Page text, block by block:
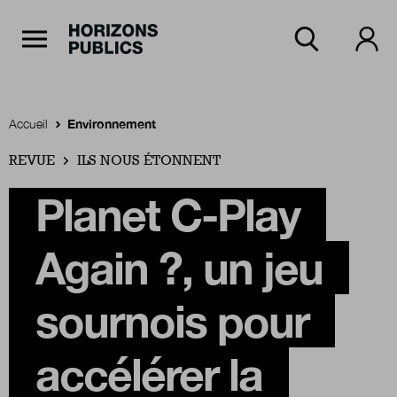
Accueil
Rubriques
Numéros
Accueil Environnement
REVUE ILS NOUS ÉTONNENT
Planet C-Play
Again ?, un jeu
sournois pour
accélérer la